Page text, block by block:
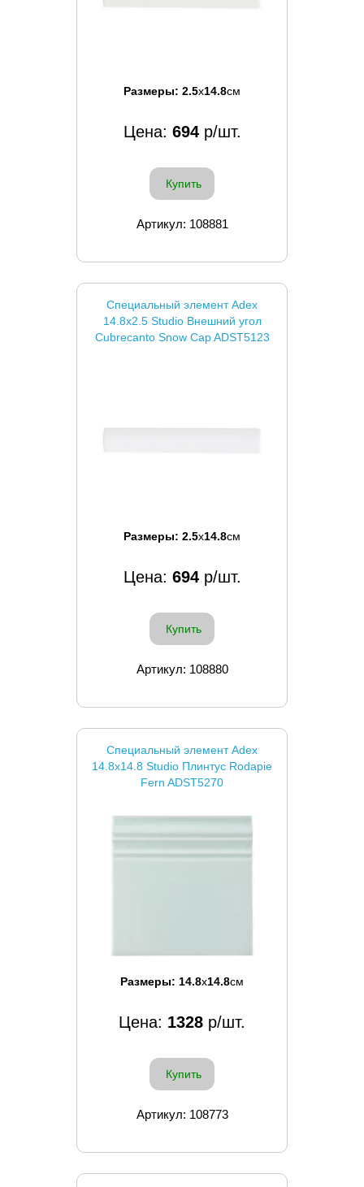
Размеры: 2.5x14.8см
Цена: 694р/шт.
Купить
Артикул: 108881
Специальный элемент Adex
14.8x2.5 Studio Внешний угол
Cubrecanto Snow Cap ADST5123
Размеры: 2.5x14.8см
Цена: 694р/шт.
Купить
Артикул: 108880
Специальный элемент Adex
14.8x14.8 Studio Плинтус Rodapie
Fern ADST5270
Размеры: 14.8x14.8см
Цена: 1328 р/шт.
Купить
Артикул: 108773